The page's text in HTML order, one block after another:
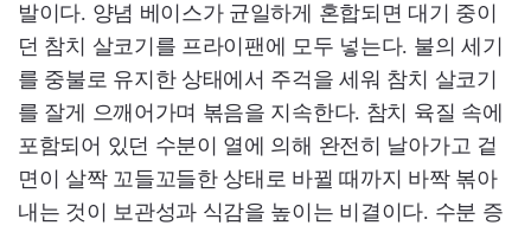
발이다. 양념 베이스가 균일하게 혼합되면 대기 중이
던 참치 살코기를 프라이팬에 모두 넣는다. 불의 세기
를 중불로 유지한 상태에서 주걱을 세워 참치 살코기
를 잘게 으깨어가며 볶음을 지속한다. 참치 육질 속에
포함되어 있던 수분이 열에 의해 완전히 날아가고 겉
면이 살짝 꼬들꼬들한 상태로 바뀔 때까지 바짝 볶아
내는 것이 보관성과 식감을 높이는 비결이다. 수분 증